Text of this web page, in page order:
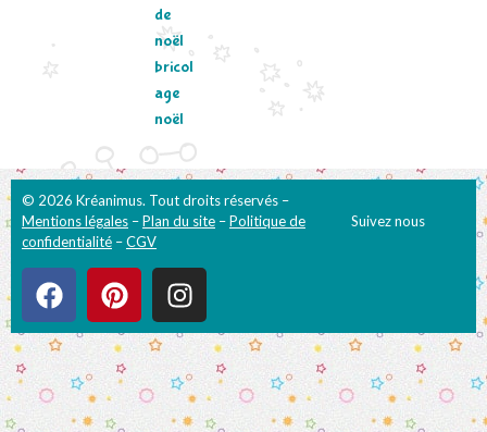
de
noël
bricol
age
noël
© 2026 Kréanimus. Tout droits réservés –
Mentions légales –Plan du site –Politique de
confidentialité –CGV
Suivez nous